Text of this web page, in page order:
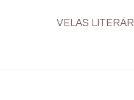
VELAS